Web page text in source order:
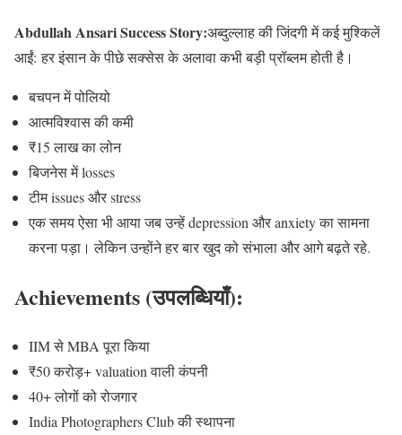
Abdullah Ansari Success Story:अब्दुल्लाह की जिंदगी में कई मुश्किलें
आईं: हर इंसान के पीछे सक्सेस के अलावा कभी बड़ी प्रॉब्लम होती है।
बचपन में पोलियो
आत्मविश्वास की कमी
₹15 लाख का लोन
बिजनेस में losses
टीम issues और stress
एक समय ऐसा भी आया जब उन्हें depression और anxiety का सामना
करना पड़ा। लेकिन उन्होंने हर बार खुद को संभाला और आगे बढ़ते रहे.
Achievements (उपलब्धियाँ):
IIM से MBA पूरा किया
₹50 करोड़+ valuation वाली कंपनी
40+ लोगों को रोजगार
India Photographers Club की स्थापना